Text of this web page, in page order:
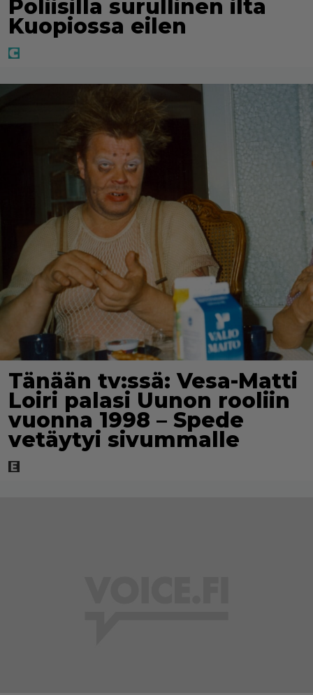
Poliisilla surullinen ilta
Kuopiossa eilen
Tänään tv:ssä: Vesa-Matti
Loiri palasi Uunon rooliin
vuonna 1998 – Spede
vetäytyi sivummalle